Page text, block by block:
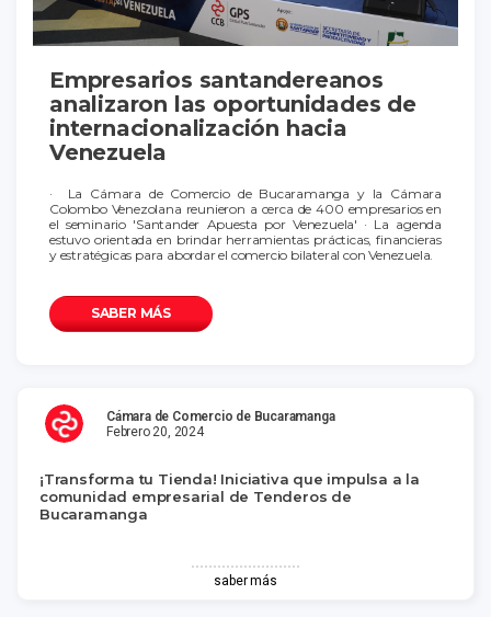
Empresarios santandereanos
analizaron las oportunidades de
internacionalización hacia
Venezuela
· La Cámara de Comercio de Bucaramanga y la Cámara
Colombo Venezolana reunieron a cerca de 400 empresarios en
el seminario 'Santander Apuesta por Venezuela' · La agenda
estuvo orientada en brindar herramientas prácticas, financieras
y estratégicas para abordar el comercio bilateral con Venezuela.
SABER MÁS
Cámara de Comercio de Bucaramanga
Febrero 20, 2024
¡Transforma tu Tienda! Iniciativa que impulsa a la
comunidad empresarial de Tenderos de
Bucaramanga
saber más